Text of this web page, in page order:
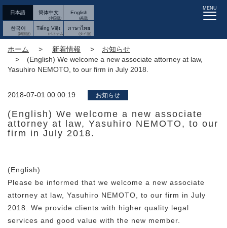
日本語 簡体中文 English
한국어 Tiếng Việt ภาษาไทย
MENU
ホーム 新着情報
お知らせ
(English) We welcome a new associate attorney at law,
Yasuhiro NEMOTO, to our firm in July 2018.
2018-07-01 00:00:19 お知らせ
(English) We welcome a new associate
attorney at law, Yasuhiro NEMOTO, to our
firm in July 2018.
(English)
Please be informed that we welcome a new associate
attorney at law, Yasuhiro NEMOTO, to our firm in July
2018. We provide clients with higher quality legal
services and good value with the new member.